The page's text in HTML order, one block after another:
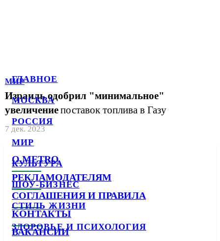
ГЛАВНОЕ
МОСКВА
РОССИЯ
МИР
КУЛЬТУРА
ШОУ-БИЗНЕС
СТИЛЬ ЖИЗНИ
ЗДОРОВЬЕ И ПСИХОЛОГИЯ
МИР
Израиль одобрил "минимальное"
увеличениепоставок топлива в Газу
7 дек. 2023
О METRO
РЕКЛАМОДАТЕЛЯМ
СОГЛАШЕНИЯ И ПРАВИЛА
КОНТАКТЫ
ВАКАНСИИ